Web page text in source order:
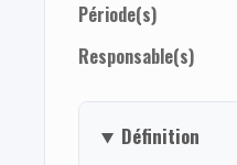
Période(s)
Responsable(s)
Définition